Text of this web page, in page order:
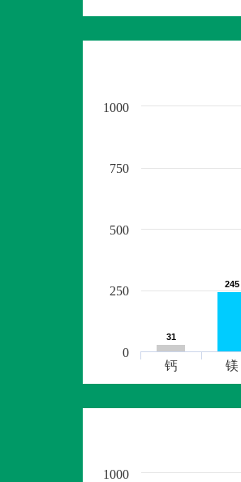
31
31
245
245
钙 镁
0
250
500
750
1000
1000